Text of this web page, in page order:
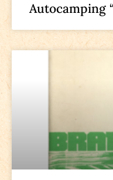
Autocamping